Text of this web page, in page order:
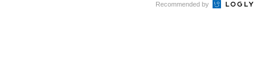
Recommended by